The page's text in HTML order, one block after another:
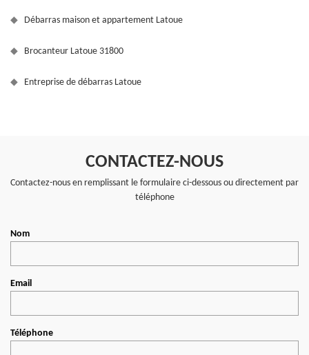
Débarras maison et appartement Latoue
Brocanteur Latoue 31800
Entreprise de débarras Latoue
CONTACTEZ-NOUS
Contactez-nous en remplissant le formulaire ci-dessous ou directement par
téléphone
Nom
Email
Téléphone